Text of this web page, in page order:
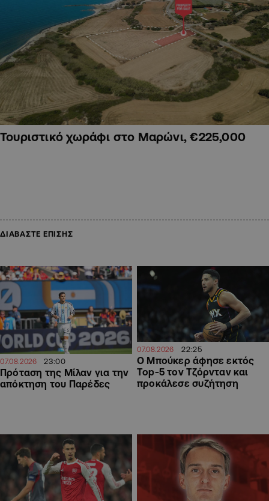
Τουριστικό χωράφι στο Μαρώνι, €225,000
ΔΙΑΒΑΣΤΕ ΕΠΙΣΗΣ
07.08.2026 23:00
Πρόταση της Μίλαν για την
απόκτηση του Παρέδες
07.08.2026 22:25
Ο Μπούκερ άφησε εκτός
Top-5 τον Τζόρνταν και
προκάλεσε συζήτηση